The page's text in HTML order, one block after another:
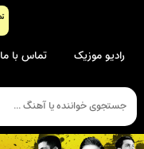
رادیو موزیک تماس با ما